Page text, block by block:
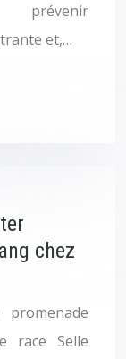
prévenir
et,…
chez
race Selle